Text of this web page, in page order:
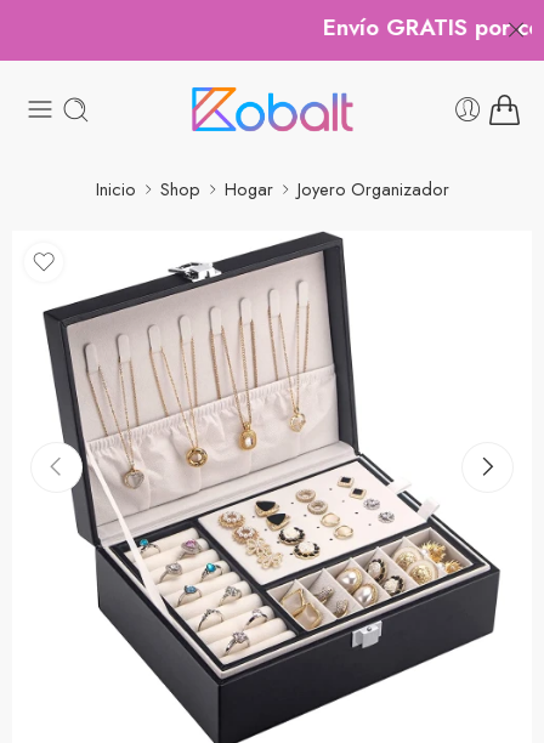
Envío GRATIS por
Inicio Shop Hogar Joyero Organizador